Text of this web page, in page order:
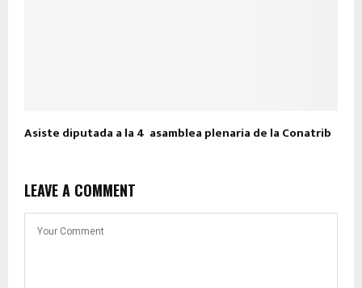
Asiste diputada a la 4º asamblea plenaria de la Conatrib
LEAVE A COMMENT